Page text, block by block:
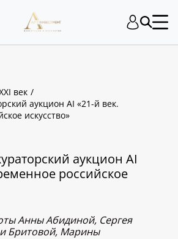
век
аукцион AI «21-й век.
искусство»
аукцион AI
российское
Анны Абидиной, Сергея
Бритовой, Марины